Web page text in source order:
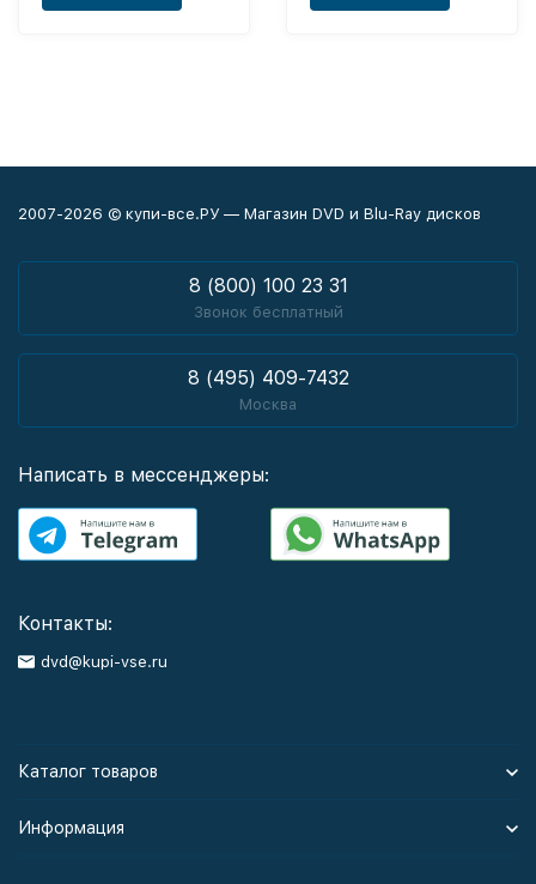
2007-2026 © купи-все.РУ — Магазин DVD и Blu-Ray дисков
8 (800) 100 23 31
Звонок бесплатный
8 (495) 409-7432
Москва
Написать в мессенджеры:
Контакты:
dvd@kupi-vse.ru
Каталог товаров
Информация